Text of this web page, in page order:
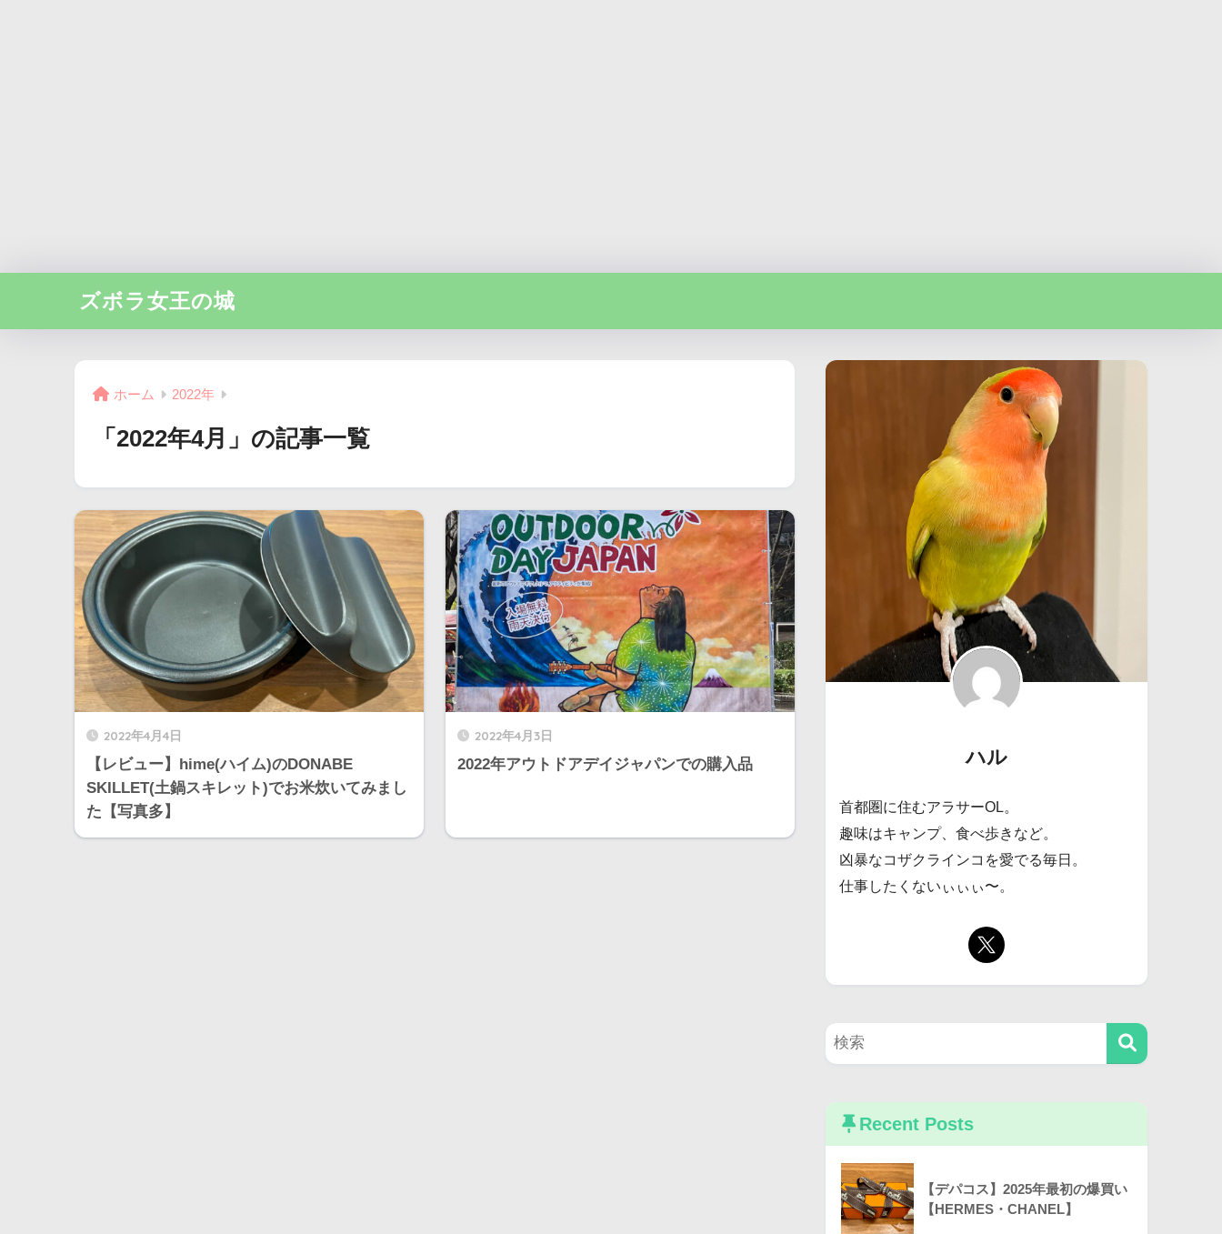
ズボラ女王の城
ホーム 2022年
「2022年4月」の記事一覧
2022年4月4日
【レビュー】hime(ハイム)のDONABE
SKILLET(土鍋スキレット)でお米炊いてみまし
た【写真多】
2022年4月3日
2022年アウトドアデイジャパンでの購入品 ハル
首都圏に住むアラサーOL。
趣味はキャンプ、食べ歩きなど。
凶暴なコザクラインコを愛でる毎日。
仕事したくないぃぃぃ〜。
Recent Posts
【デパコス】2025年最初の爆買い
【HERMES・CHANEL】